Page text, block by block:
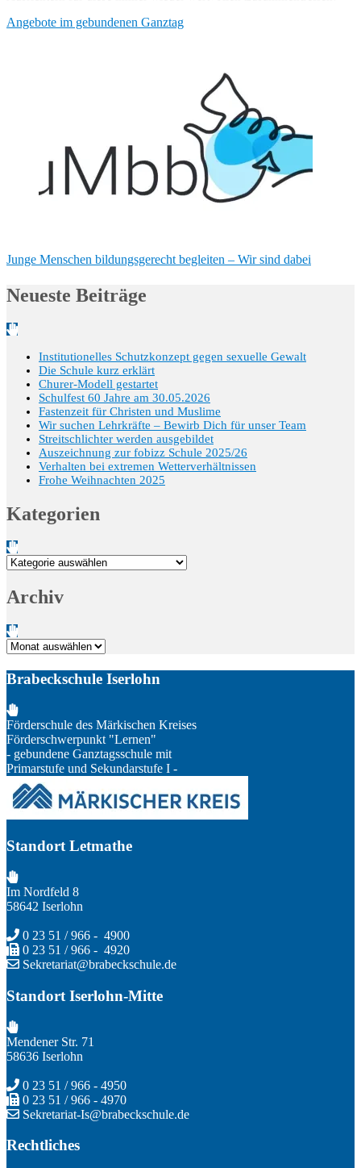
Beitragsnavigation
Angebote im gebundenen Ganztag
Junge Menschen bildungsgerecht begleiten – Wir sind dabei
Neueste Beiträge
Institutionelles Schutzkonzept gegen sexuelle Gewalt
Die Schule kurz erklärt
Churer-Modell gestartet
Schulfest 60 Jahre am 30.05.2026
Fastenzeit für Christen und Muslime
Wir suchen Lehrkräfte – Bewirb Dich für unser Team
Streitschlichter werden ausgebildet
Auszeichnung zur fobizz Schule 2025/26
Verhalten bei extremen Wetterverhältnissen
Frohe Weihnachten 2025
Kategorien
Kategorien
Archiv
Archiv
Brabeckschule Iserlohn
Förderschule des Märkischen Kreises
Förderschwerpunkt "Lernen"
- gebundene Ganztagsschule mit
Primarstufe und Sekundarstufe I -
Standort Letmathe
Im Nordfeld 8
58642 Iserlohn
0 23 51 / 966 - 4900
0 23 51 / 966 - 4920
Sekretariat@brabeckschule.de
Standort Iserlohn-Mitte
Mendener Str. 71
58636 Iserlohn
0 23 51 / 966 - 4950
0 23 51 / 966 - 4970
Sekretariat-Is@brabeckschule.de
Rechtliches